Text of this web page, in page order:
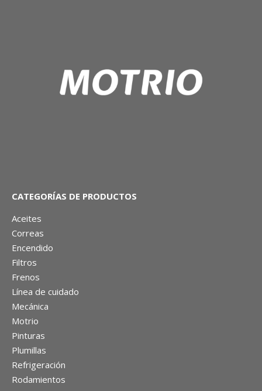
CATEGORÍAS DE PRODUCTOS
Aceites
Correas
Encendido
Filtros
Frenos
Línea de cuidado
Mecánica
Motrio
Pinturas
Plumillas
Refrigeración
Rodamientos